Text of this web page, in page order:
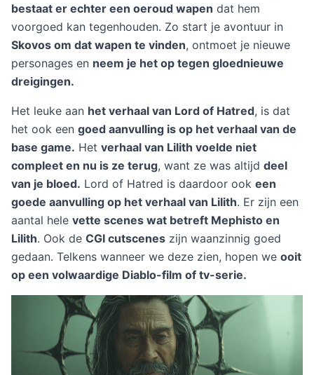
bestaat er echter een oeroud wapen dat hem
voorgoed kan tegenhouden. Zo start je avontuur in
Skovos om dat wapen te vinden, ontmoet je nieuwe
personages en neem je het op tegen gloednieuwe
dreigingen.
Het leuke aan het verhaal van Lord of Hatred, is dat
het ook een goed aanvulling is op het verhaal van de
base game. Het verhaal van Lilith voelde niet
compleet en nu is ze terug, want ze was altijd deel
van je bloed. Lord of Hatred is daardoor ook een
goede aanvulling op het verhaal van Lilith. Er zijn een
aantal hele vette scenes wat betreft Mephisto en
Lilith. Ook de CGI cutscenes zijn waanzinnig goed
gedaan. Telkens wanneer we deze zien, hopen we ooit
op een volwaardige Diablo-film of tv-serie.